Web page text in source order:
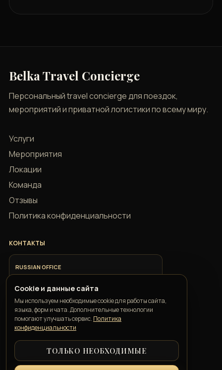
Belka Travel Concierge
Персональный travel concierge для поездок,
мероприятий и приватной логистики по всему миру.
Услуги
Мероприятия
Локации
Команда
Отзывы
Политика конфиденциальности
КОНТАКТЫ
RUSSIAN OFFICE
+7 918 685 9883
ITALIAN OFFICE
+39 351 352 1163
GEORGIAN OFFICE
+995 550 00 57 50
Cookie и данные сайта
Мы используем необходимые cookie для работы сайта,
языка, форм и чата. Дополнительные технологии
помогают улучшать сервис. Политика
конфиденциальности
ТОЛЬКО НЕОБХОДИМЫЕ